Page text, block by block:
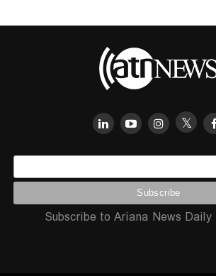
Subscribe to Ariana News